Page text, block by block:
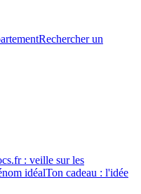
Rechercher un
: veille sur les
idéalTon cadeau : l'idée